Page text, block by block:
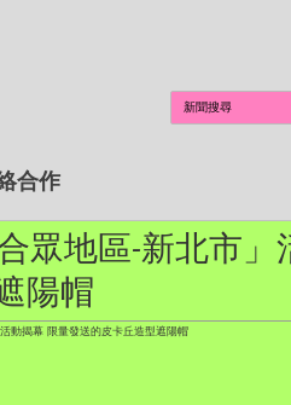
合作
：合眾地區-新北市
陽帽
動揭幕 限量發送的皮卡丘造型遮陽帽